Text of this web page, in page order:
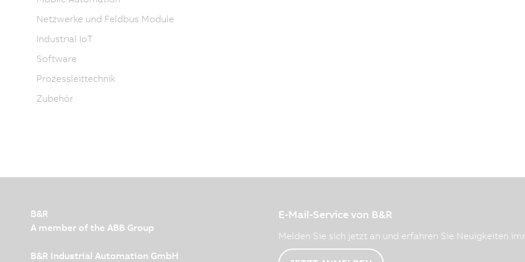
Netzwerke und Feldbus Module
Industrial IoT
Software
Prozessleittechnik
Zubehör
B&R
A member of the ABB Group
B&R Industrial Automation GmbH
E-Mail-Service von B&R
Melden Sie sich jetzt an und erfahren Sie Neuigkeiten